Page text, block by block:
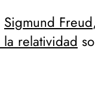
Sigmund Freud
relatividad